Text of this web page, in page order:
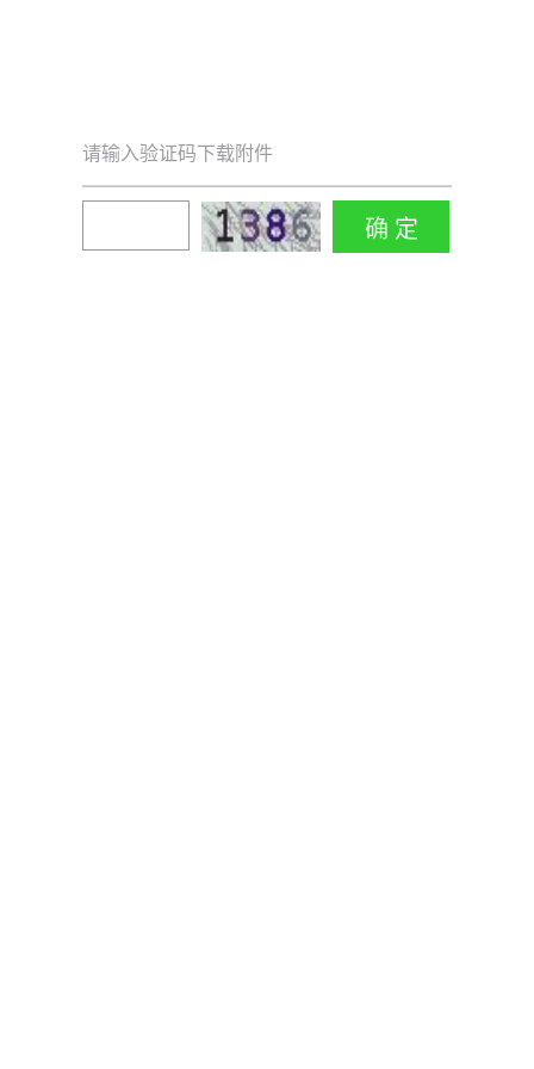
请输入验证码下载附件